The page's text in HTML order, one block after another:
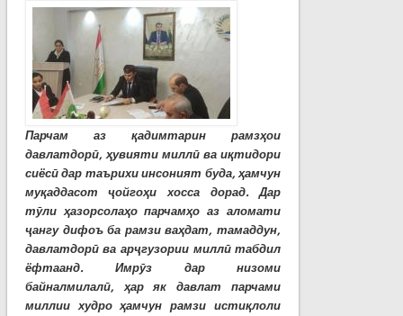
Парчам аз қадимтарин рамзҳои
давлатдорӣ, ҳувияти миллӣ ва иқтидори
сиёсӣ дар таърихи инсоният буда, ҳамчун
муқаддасот ҷойгоҳи хосса дорад. Дар
тӯли ҳазорсолаҳо парчамҳо аз аломати
ҷангу дифоъ ба рамзи ваҳдат, тамаддун,
давлатдорӣ ва арҷгузории миллӣ табдил
ёфтаанд. Имрӯз дар низоми
байналмилалӣ, ҳар як давлат парчами
миллии худро ҳамчун рамзи истиқлоли